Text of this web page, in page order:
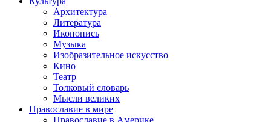
Архитектура
Литература
Иконопись
Музыка
Изобразительное искусство
Кино
Театр
Толковый словарь
Мысли великих
Православие в мире